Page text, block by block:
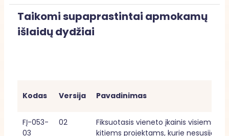
Taikomi supaprastintai apmokamų
išlaidų dydžiai
Kodas Versija Pavadinimas
FĮ-053-
03
02
Fiksuotasis vieneto įkainis visiems
kitiems projektams, kurie nesusiję su